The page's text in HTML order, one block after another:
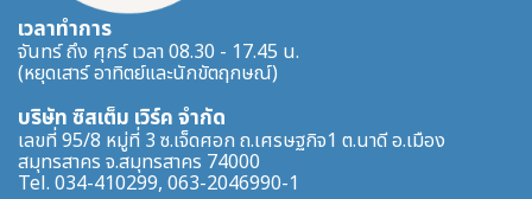
เวลาทำการ
จันทร์ ถึง ศุกร์ เวลา 08.30 - 17.45 น.
(หยุดเสาร์ อาทิตย์และนักขัตฤกษณ์)
บริษัท ซิสเต็ม เวิร์ค จำกัด
เลขที่ 95/8 หมู่ที่ 3 ซ.เจ็ดศอก ถ.เศรษฐกิจ1 ต.นาดี อ.เมือง
สมุทรสาคร จ.สมุทรสาคร 74000
Tel. 034-410299, 063-2046990-1